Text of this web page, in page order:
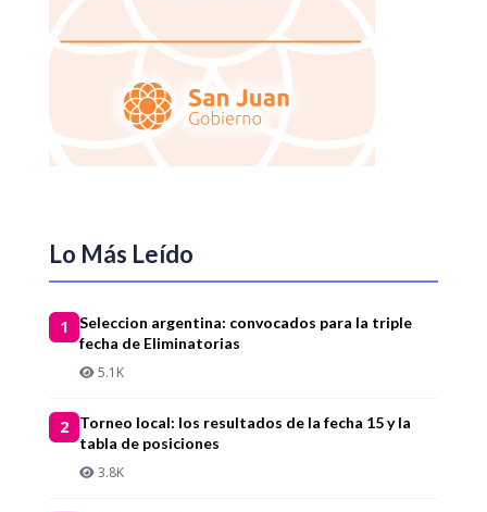
Lo Más Leído
1
Seleccion argentina: convocados para la triple
fecha de Eliminatorias
5.1K
2
Torneo local: los resultados de la fecha 15 y la
tabla de posiciones
3.8K